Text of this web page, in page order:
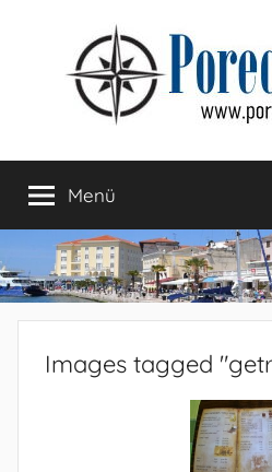
springen
Menü
Images tagged